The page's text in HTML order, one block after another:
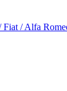
Fiat / Alfa